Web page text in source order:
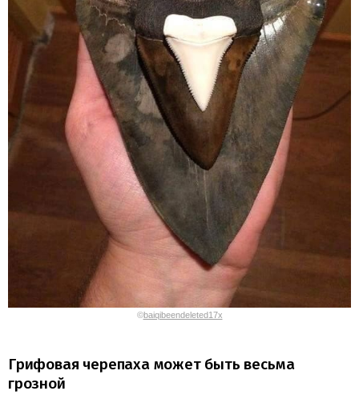
©baiqibeendeleted17x
Грифовая черепаха может быть весьма
грозной